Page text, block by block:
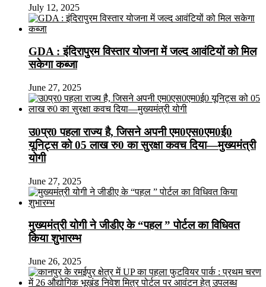
July 12, 2025
GDA : इंदिरापुरम विस्तार योजना में जल्द आवंटियों को मिल
सकेगा कब्जा
June 27, 2025
उ0प्र0 पहला राज्य है, जिसने अपनी एम0एस0एम0ई0
यूनिट्स को 05 लाख रु0 का सुरक्षा कवच दिया—मुख्यमंत्री
योगी
June 27, 2025
मुख्यमंत्री योगी ने जीडीए के “पहल ” पोर्टल का विधिवत
किया शुभारम्भ
June 26, 2025